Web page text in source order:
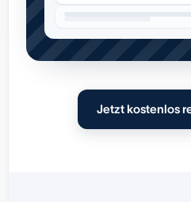
Jetzt kostenlos